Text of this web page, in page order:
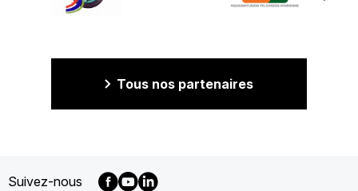
Tous nos partenaires
Suivez-nous